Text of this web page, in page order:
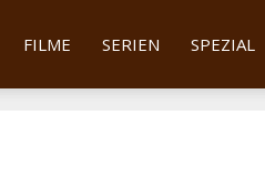
FILME SERIEN SPEZIAL